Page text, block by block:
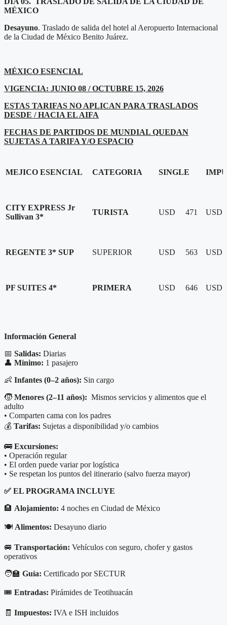
MÉXICO
Desayuno. Traslado de salida del hotel al Aeropuerto Internacional
de la Ciudad de México Benito Juárez.
MÉXICO ESENCIAL
VIGENCIA: JUNIO 08 / OCTUBRE 15, 2026
ESTAS TARIFAS NO APLICAN PARA TRASLADOS
DESDE / HACIA EL AIFA
FECHAS DE PARTIDOS DE MUNDIAL QUEDAN
SUJETAS A TARIFA Y/O ESPACIO
MEJICO ESENCIAL CATEGORIA SINGLE
CITY EXPRESS Jr
Sullivan 3*
TURISTA USD 471
REGENTE 3* SUP SUPERIOR USD 563
PF SUITES 4* PRIMERA USD 646
Información General
📅 Salidas: Diarias
👤 Mínimo: 1 pasajero
👶 Infantes (0–2 años): Sin cargo
🧒 Menores (2–11 años): Mismos servicios y alimentos que el
adulto
• Comparten cama con los padres
💰 Tarifas: Sujetas a disponibilidad y/o cambios
🚌 Excursiones:
• Operación regular
• El orden puede variar por logística
• Se respetan los puntos del itinerario (salvo fuerza mayor)
✅ EL PROGRAMA INCLUYE
🏨 Alojamiento: 4 noches en Ciudad de México
🍽️ Alimentos: Desayuno diario
🚐 Transportación: Vehículos con seguro, chofer y gastos
operativos
🧑‍🏫 Guía: Certificado por SECTUR
🎟️ Entradas: Pirámides de Teotihuacán
🧾 Impuestos: IVA e ISH incluidos